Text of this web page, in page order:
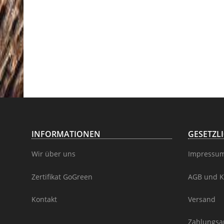
INFORMATIONEN
Wir über uns
Zertifikat GoGreen
Kontakt
AGB und
Versand